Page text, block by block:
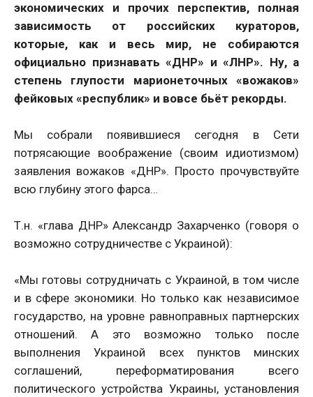
экономических и прочих перспектив, полная
зависимость от российских кураторов,
которые, как и весь мир, не собираются
официально признавать «ДНР» и «ЛНР». Ну, а
степень глупости марионеточных «вожаков»
фейковых «республик» и вовсе бьёт рекорды.
Мы собрали появившиеся сегодня в Сети
потрясающие воображение (своим идиотизмом)
заявления вожаков «ДНР». Просто прочувствуйте
всю глубину этого фарса…
Т.н. «глава ДНР» Александр Захарченко (говоря о
возможно сотрудничестве с Украиной):
«Мы готовы сотрудничать с Украиной, в том числе
и в сфере экономики. Но только как независимое
государство, на уровне равноправных партнерских
отношений. А это возможно только после
выполнения Украиной всех пунктов минских
соглашений, переформатирования всего
политического устройства Украины, установления